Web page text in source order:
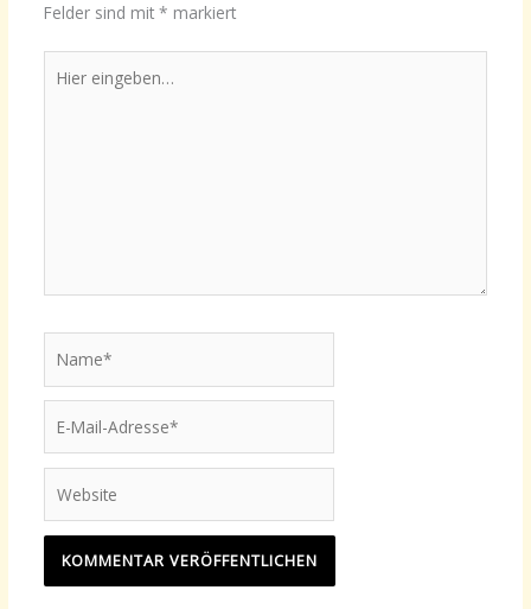
Felder sind mit * markiert
eingeben…
Mail-
Adresse*